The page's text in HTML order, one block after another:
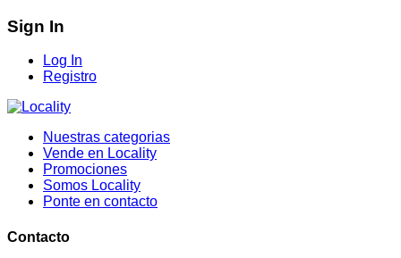
Sign In
Log In
Registro
Nuestras categorias
Vende en Locality
Promociones
Somos Locality
Ponte en contacto
Contacto